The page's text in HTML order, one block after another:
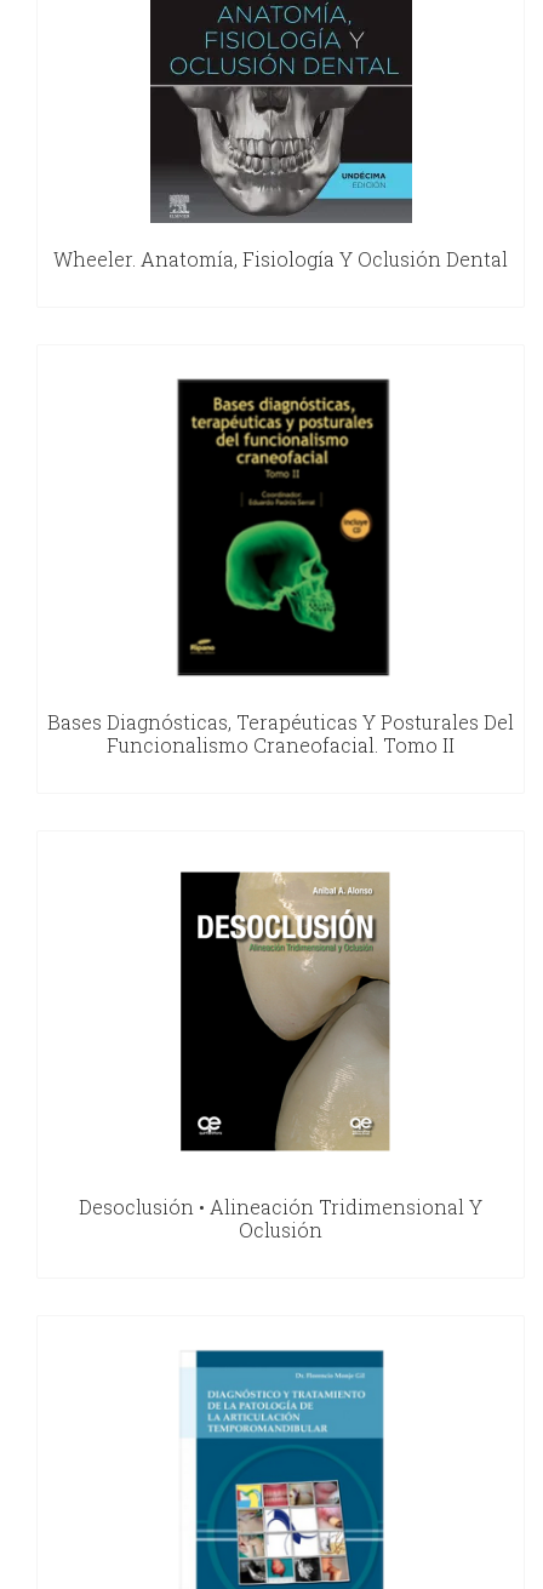
Wheeler. Anatomía, Fisiología Y Oclusión Dental
Bases Diagnósticas, Terapéuticas Y Posturales Del
Funcionalismo Craneofacial. Tomo II
Desoclusión • Alineación Tridimensional Y
Oclusión